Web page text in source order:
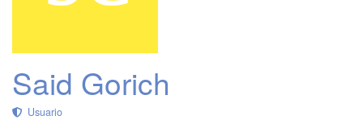
Said Gorich
Usuario